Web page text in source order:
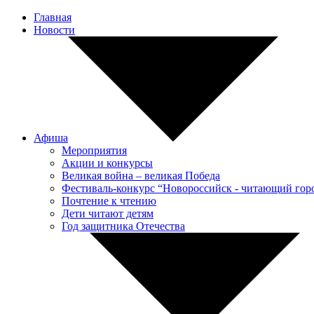
Главная
Новости
Афиша
Мероприятия
Акции и конкурсы
Великая война – великая Победа
Фестиваль-конкурс “Новороссийск - читающий
Почтение к чтению
Дети читают детям
Год защитника Отечества